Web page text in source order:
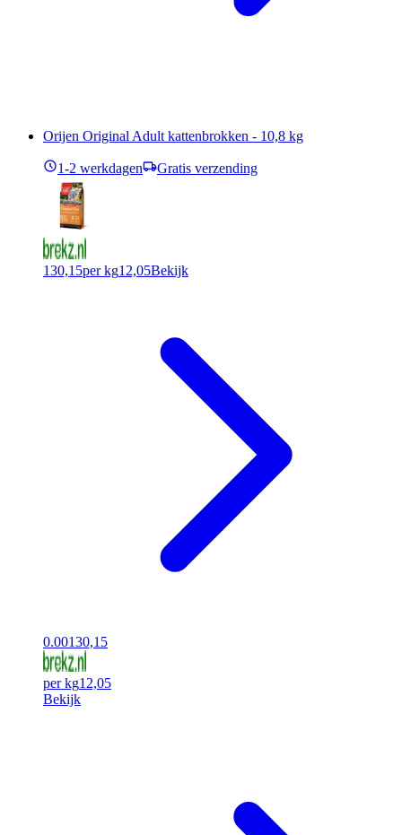
Orijen Original Adult kattenbrokken - 10,8 kg
1-2 werkdagen Gratis verzending
130,15per kg12,05Bekijk
0.00130,15
per kg12,05
Bekijk